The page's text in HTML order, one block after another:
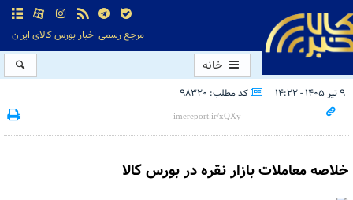
مرجع رسمی اخبار بورس کالای ایران
خانه
۹ تیر ۱۴۰۵ - ۱۴:۲۲ کد مطلب: 98320
خلاصه معاملات بازار نقره در بورس کالا